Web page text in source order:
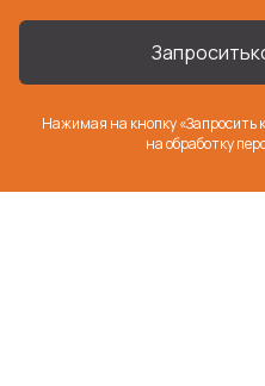
Запросить
Нажимая на кнопку «Запросить
наобработку